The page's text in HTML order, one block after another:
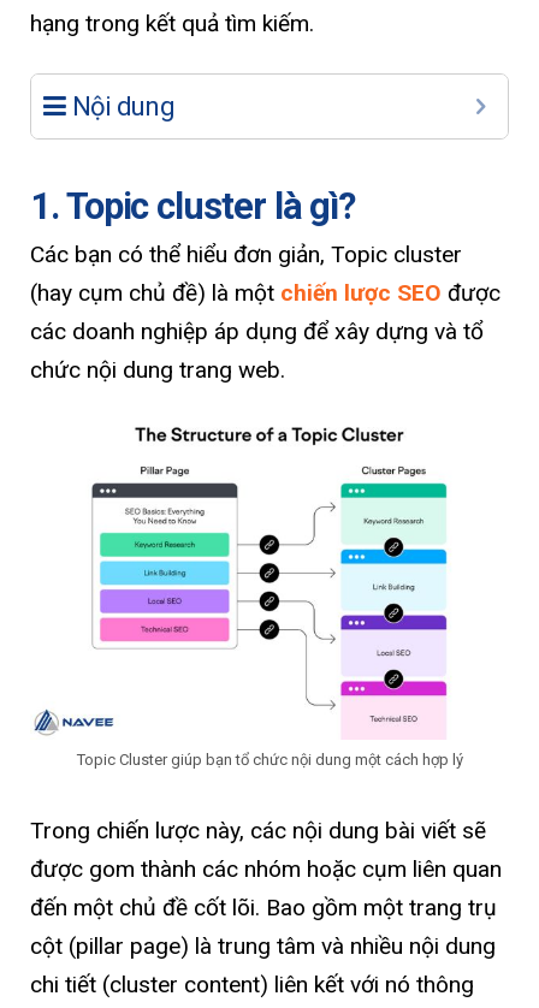
hạng trong kết quả tìm kiếm.
Nội dung
1. Topic cluster là gì?
Các bạn có thể hiểu đơn giản, Topic cluster
(hay cụm chủ đề) là một chiến lược SEO được
các doanh nghiệp áp dụng để xây dựng và tổ
chức nội dung trang web.
Topic Cluster giúp bạn tổ chức nội dung một cách hợp lý
Trong chiến lược này, các nội dung bài viết sẽ
được gom thành các nhóm hoặc cụm liên quan
đến một chủ đề cốt lõi. Bao gồm một trang trụ
cột (pillar page) là trung tâm và nhiều nội dung
chi tiết (cluster content) liên kết với nó thông